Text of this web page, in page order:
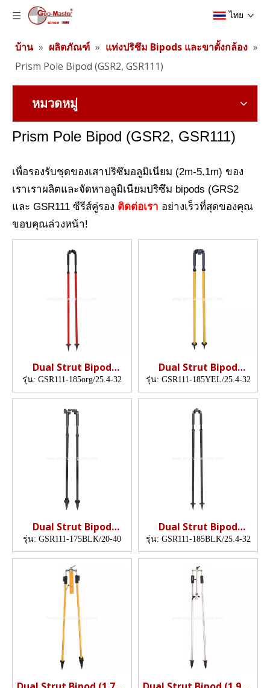
ไทย
บ้าน » ผลิตภัณฑ์ » แท่งปริซึม Bipods และขาตั้งกล้อง »
Prism Pole Bipod (GSR2, GSR111)
หมวดหมู่
Prism Pole Bipod (GSR2, GSR111)
เพื่อรองรับชุดของเสาปริซึมอลูมิเนียม (2m-5.1m) ของ
เราเราผลิตและจัดหาอลูมิเนียมปริซึม bipods (GRS2
และ GSR111 ซีรีส์คู่รอง ติดต่อเรา อย่างเร็วที่สุดของคุณ
ขอบคุณล่วงหน้า!
Dual Strut Bipod
(1.85m, org)
รุ่น: GSR111-185org/25.4-32
Dual Strut Bipod
(1.85m, Yel)
รุ่น: GSR111-185YEL/25.4-32
Dual Strut Bipod
(1.75m, BLK)
รุ่น: GSR111-175BLK/20-40
Dual Strut Bipod
(1.85m, org)
รุ่น: GSR111-185BLK/25.4-32